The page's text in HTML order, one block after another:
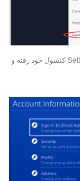
یک روش دیگر و با استفاده از PS4 این است که به قسمت Setting کنسول خود رفته و